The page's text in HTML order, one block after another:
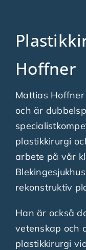
Hoffner
Mattias
och är
plastikkirurgi
arbete på vår
rekonstruktiv
Han är också
vetenskap och
plastikkirurgi